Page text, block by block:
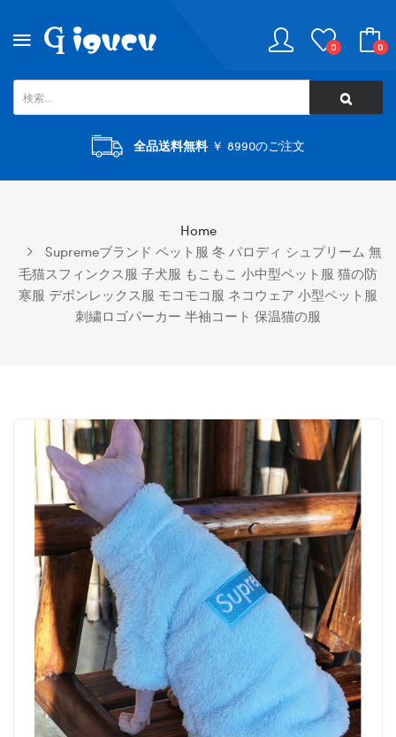
0 0
全品送料無料￥ 8990のご注文
Home
Supremeブランド ペット服 冬 パロディ シュプリーム 無
毛猫スフィンクス服 子犬服 もこもこ 小中型ペット服 猫の防
寒服 デボンレックス服 モコモコ服 ネコウェア 小型ペット服
刺繍ロゴパーカー 半袖コート 保温猫の服